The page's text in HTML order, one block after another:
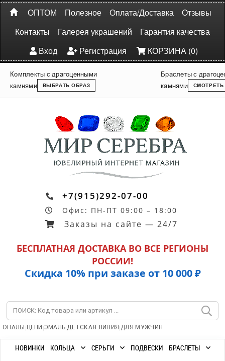
ОПТОМ Полезное Оплата/Доставка
Отзывы
Контакты
Галерея украшений
Гарантия качества
Вход
Регистрация КОРЗИНА (0)
Комплекты с драгоценными
камнями
ВЫБРАТЬ ОБРАЗ
Браслеты с
камнями
СМОТРЕТЬ
+7(915)292-07-00
Офис: ПН-ПТ 09:00 – 18:00
Заказы на сайте — 24/7
БЕСПЛАТНАЯ ДОСТАВКА ВО ВСЕ РЕГИОНЫ
РОССИИ!
Скидка 10% при заказе от 10 000 ₽
ОПАЛЫ | ЦЕПИ |ЭМАЛЬ|ДЕТСКАЯ ЛИНИЯ |ДЛЯ МУЖЧИН
НОВИНКИ КОЛЬЦА СЕРЬГИ ПОДВЕСКИ
БРАСЛЕТЫ